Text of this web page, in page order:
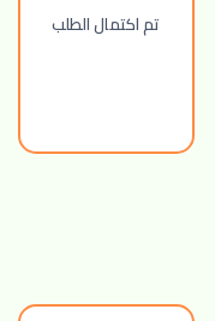
تم اكتمال الطلب